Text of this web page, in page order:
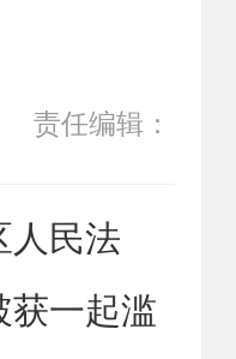
责任编辑：
人民法
获一起滥